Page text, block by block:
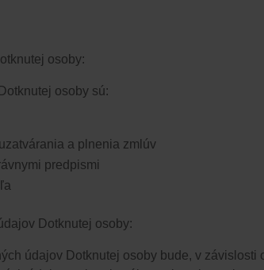
osoby:
osoby sú:
a plnenia zmlúv
predpismi​​
Dotknutej osoby:
údajov Dotknutej osoby bude, v závislosti